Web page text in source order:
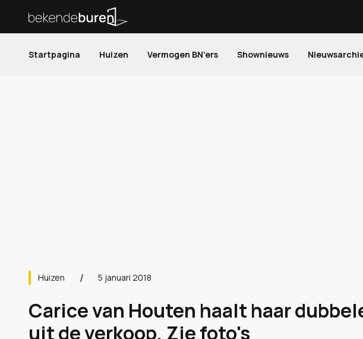
Startpagina Huizen Vermogen BN'ers Shownieuws
Huizen 5 januari 2018
Carice van Houten haalt haar
uit de verkoop. Zie foto's